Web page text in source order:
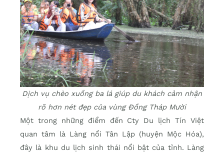
Dịch vụ chèo xuồng ba lá giúp du khách cảm nhận
rõ hơn nét đẹp của vùng Đồng Tháp Mười
Một trong những điểm đến Cty Du lịch Tín Việt
quan tâm là Làng nổi Tân Lập (huyện Mộc Hóa),
đây là khu du lịch sinh thái nổi bật của tỉnh. Làng